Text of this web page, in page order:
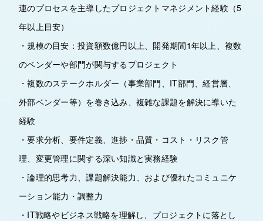
連のプロセスを主導したプロジェクトマネジメント経験（5
年以上目安）
・規模の目安：投資額数億円以上、開発期間1年以上、複数
のベンダーや部門が関与するプロジェクト
・複数のステークホルダー（事業部門、IT部門、経営層、
外部ベンダー等）を巻き込み、複雑な課題を解決に導いた
経験
・要求分析、要件定義、進捗・品質・コスト・リスク管
理、変更管理に関する深い知識と実務経験
・論理的思考力、課題解決能力、および優れたコミュニケ
ーション能力・調整力
・IT戦略やビジネス戦略を理解し、プロジェクトに落とし